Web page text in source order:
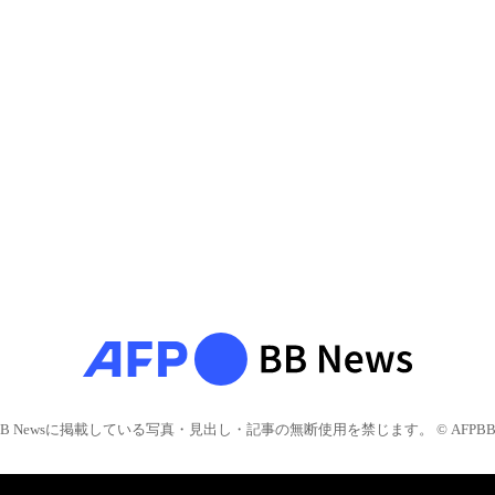
Newsに掲載している写真・見出し・記事の無断使用を禁じます。 © AFPBB